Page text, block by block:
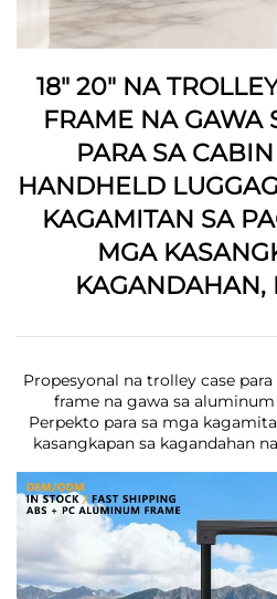
18" 20" NA
FRAME NA GAWA
PARA SA
HANDHELD
KAGAMITAN SA
MGA
KAGANDAHAN,
Propesyonal na trolley case
frame na gawa sa aluminum
Perpekto para sa mga
kasangkapan sa kagandahan